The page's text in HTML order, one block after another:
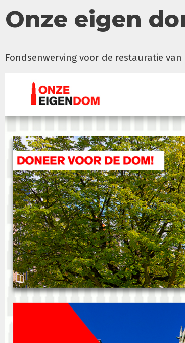
Onze eigen
Fondsenwerving voor de restauratie